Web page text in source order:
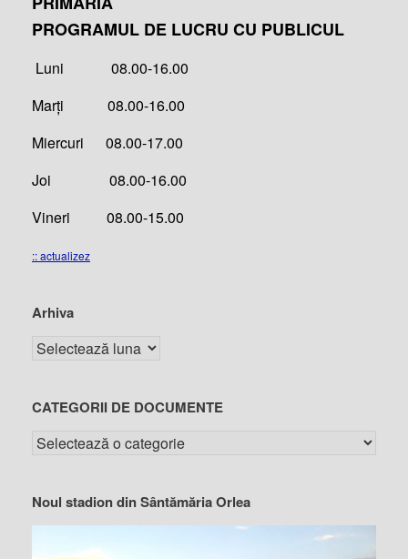
PROGRAMUL DE LUCRU CU PUBLICUL
Luni 08.00-16.00
Marți 08.00-16.00
Miercuri 08.00-17.00
Joi 08.00-16.00
Vineri 08.00-15.00
:: actualizez
Arhiva
CATEGORII DE DOCUMENTE
Noul stadion din Sântămăria Orlea